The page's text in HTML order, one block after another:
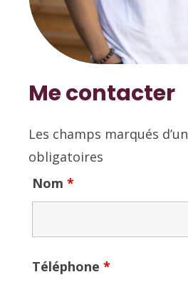
Me contacter
Les champs marqués d’un
obligatoires
Nom *
Téléphone *